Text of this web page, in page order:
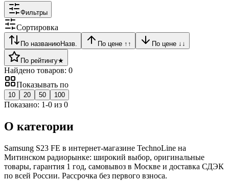
Фильтры
Сортировка
По названиюНазв. По цене ↑ ↑ По цене ↓ ↓
По рейтингу★
Найдено товаров: 0
Показывать по
10 20 50 100
Показано: 1-0 из 0
О категории
Samsung S23 FE в интернет-магазине TechnoLine на
Митинском радиорынке: широкий выбор, оригинальные
товары, гарантия 1 год, самовывоз в Москве и доставка СДЭК
по всей России. Рассрочка без первого взноса.